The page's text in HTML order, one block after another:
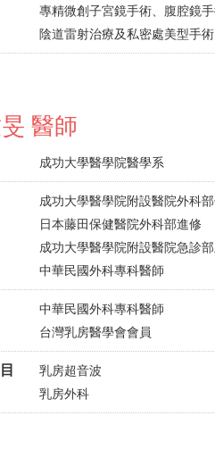
專精微創子宮鏡手術、腹腔鏡
陰道雷射治療及私密處美型手術
醫師
成功大學醫學院醫學系
成功大學醫學院附設醫院外科
日本藤田保健醫院外科部進修
成功大學醫學院附設醫院急診
中華民國外科專科醫師
中華民國外科專科醫師
台灣乳房醫學會會員
乳房超音波
乳房外科